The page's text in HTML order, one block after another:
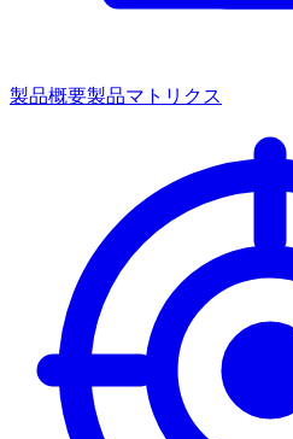
製品概要製品マトリクス